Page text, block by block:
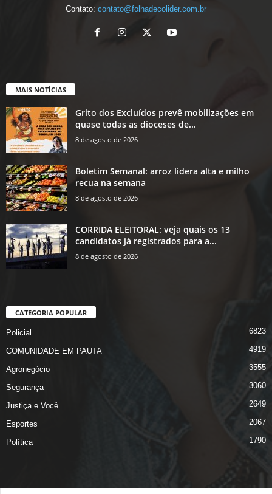
Contato: contato@folhadecolider.com.br
MAIS NOTÍCIAS
Grito dos Excluídos prevê mobilizações em
quase todas as dioceses de...
8 de agosto de 2026
Boletim Semanal: arroz lidera alta e milho
recua na semana
8 de agosto de 2026
CORRIDA ELEITORAL: veja quais os 13
candidatos já registrados para a...
8 de agosto de 2026
CATEGORIA POPULAR
Policial 6823
COMUNIDADE EM PAUTA 4919
Agronegócio 3555
Segurança 3060
Justiça e Você 2649
Esportes 2067
Política 1790